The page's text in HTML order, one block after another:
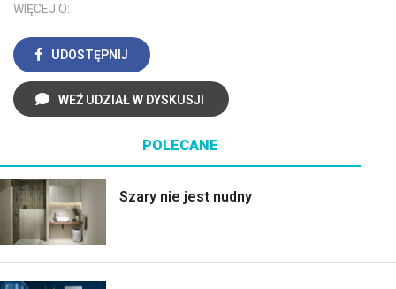
WIĘCEJ O:
UDOSTĘPNIJ
WEŹ UDZIAŁ W DYSKUSJI
POLECANE
Szary nie jest nudny